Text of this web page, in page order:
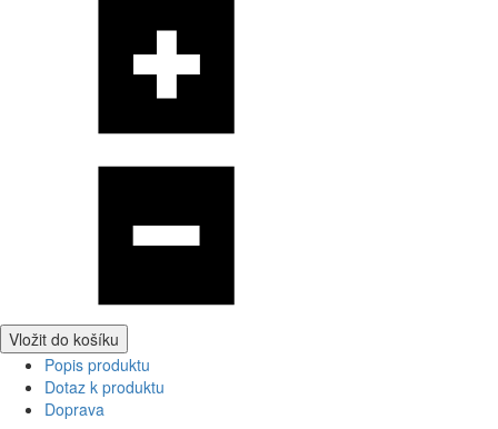
Vložit do košíku
Popis produktu
Dotaz k produktu
Doprava